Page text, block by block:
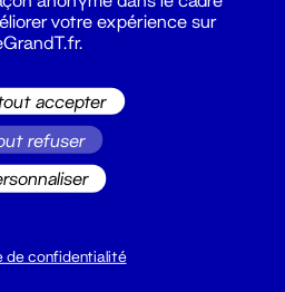
18h
votre expérience sur
accepter
refuser
de confidentialité